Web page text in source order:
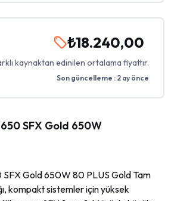
₺18.240,00
kaynaktan edinilen ortalama fiyattır.
Son güncelleme : 2 ay önce
SFX Gold 650W
Gold 650W 80 PLUS Gold Tam
kompakt sistemler için yüksek